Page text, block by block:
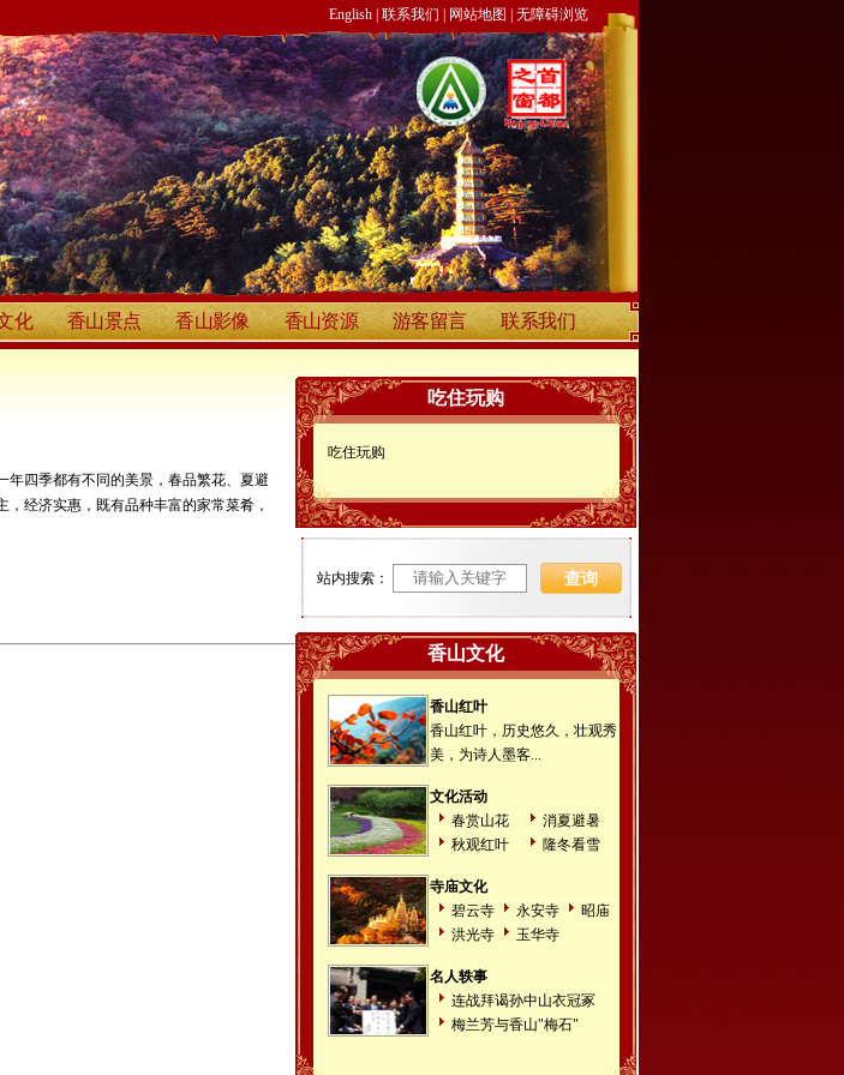
English 联系我们 网站地图 无障碍浏览
化 香山景点 香山影像 香山资源 游客留言 联系我们
四季都有不同的美景，春品繁花、夏避
经济实惠，既有品种丰富的家常菜肴，
吃住玩购
吃住玩购
站内搜索：
香山文化
香山红叶
香山红叶，历史悠久，壮观秀
美，为诗人墨客...
文化活动
春赏山花
消夏避暑
秋观红叶
隆冬看雪
寺庙文化
碧云寺
永安寺
昭庙
洪光寺
玉华寺
名人轶事
连战拜谒孙中山衣冠冢
梅兰芳与香山"梅石"